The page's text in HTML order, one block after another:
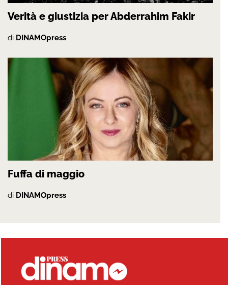
Verità e giustizia per Abderrahim Fakir
di DINAMOpress
Fuffa di maggio
di DINAMOpress